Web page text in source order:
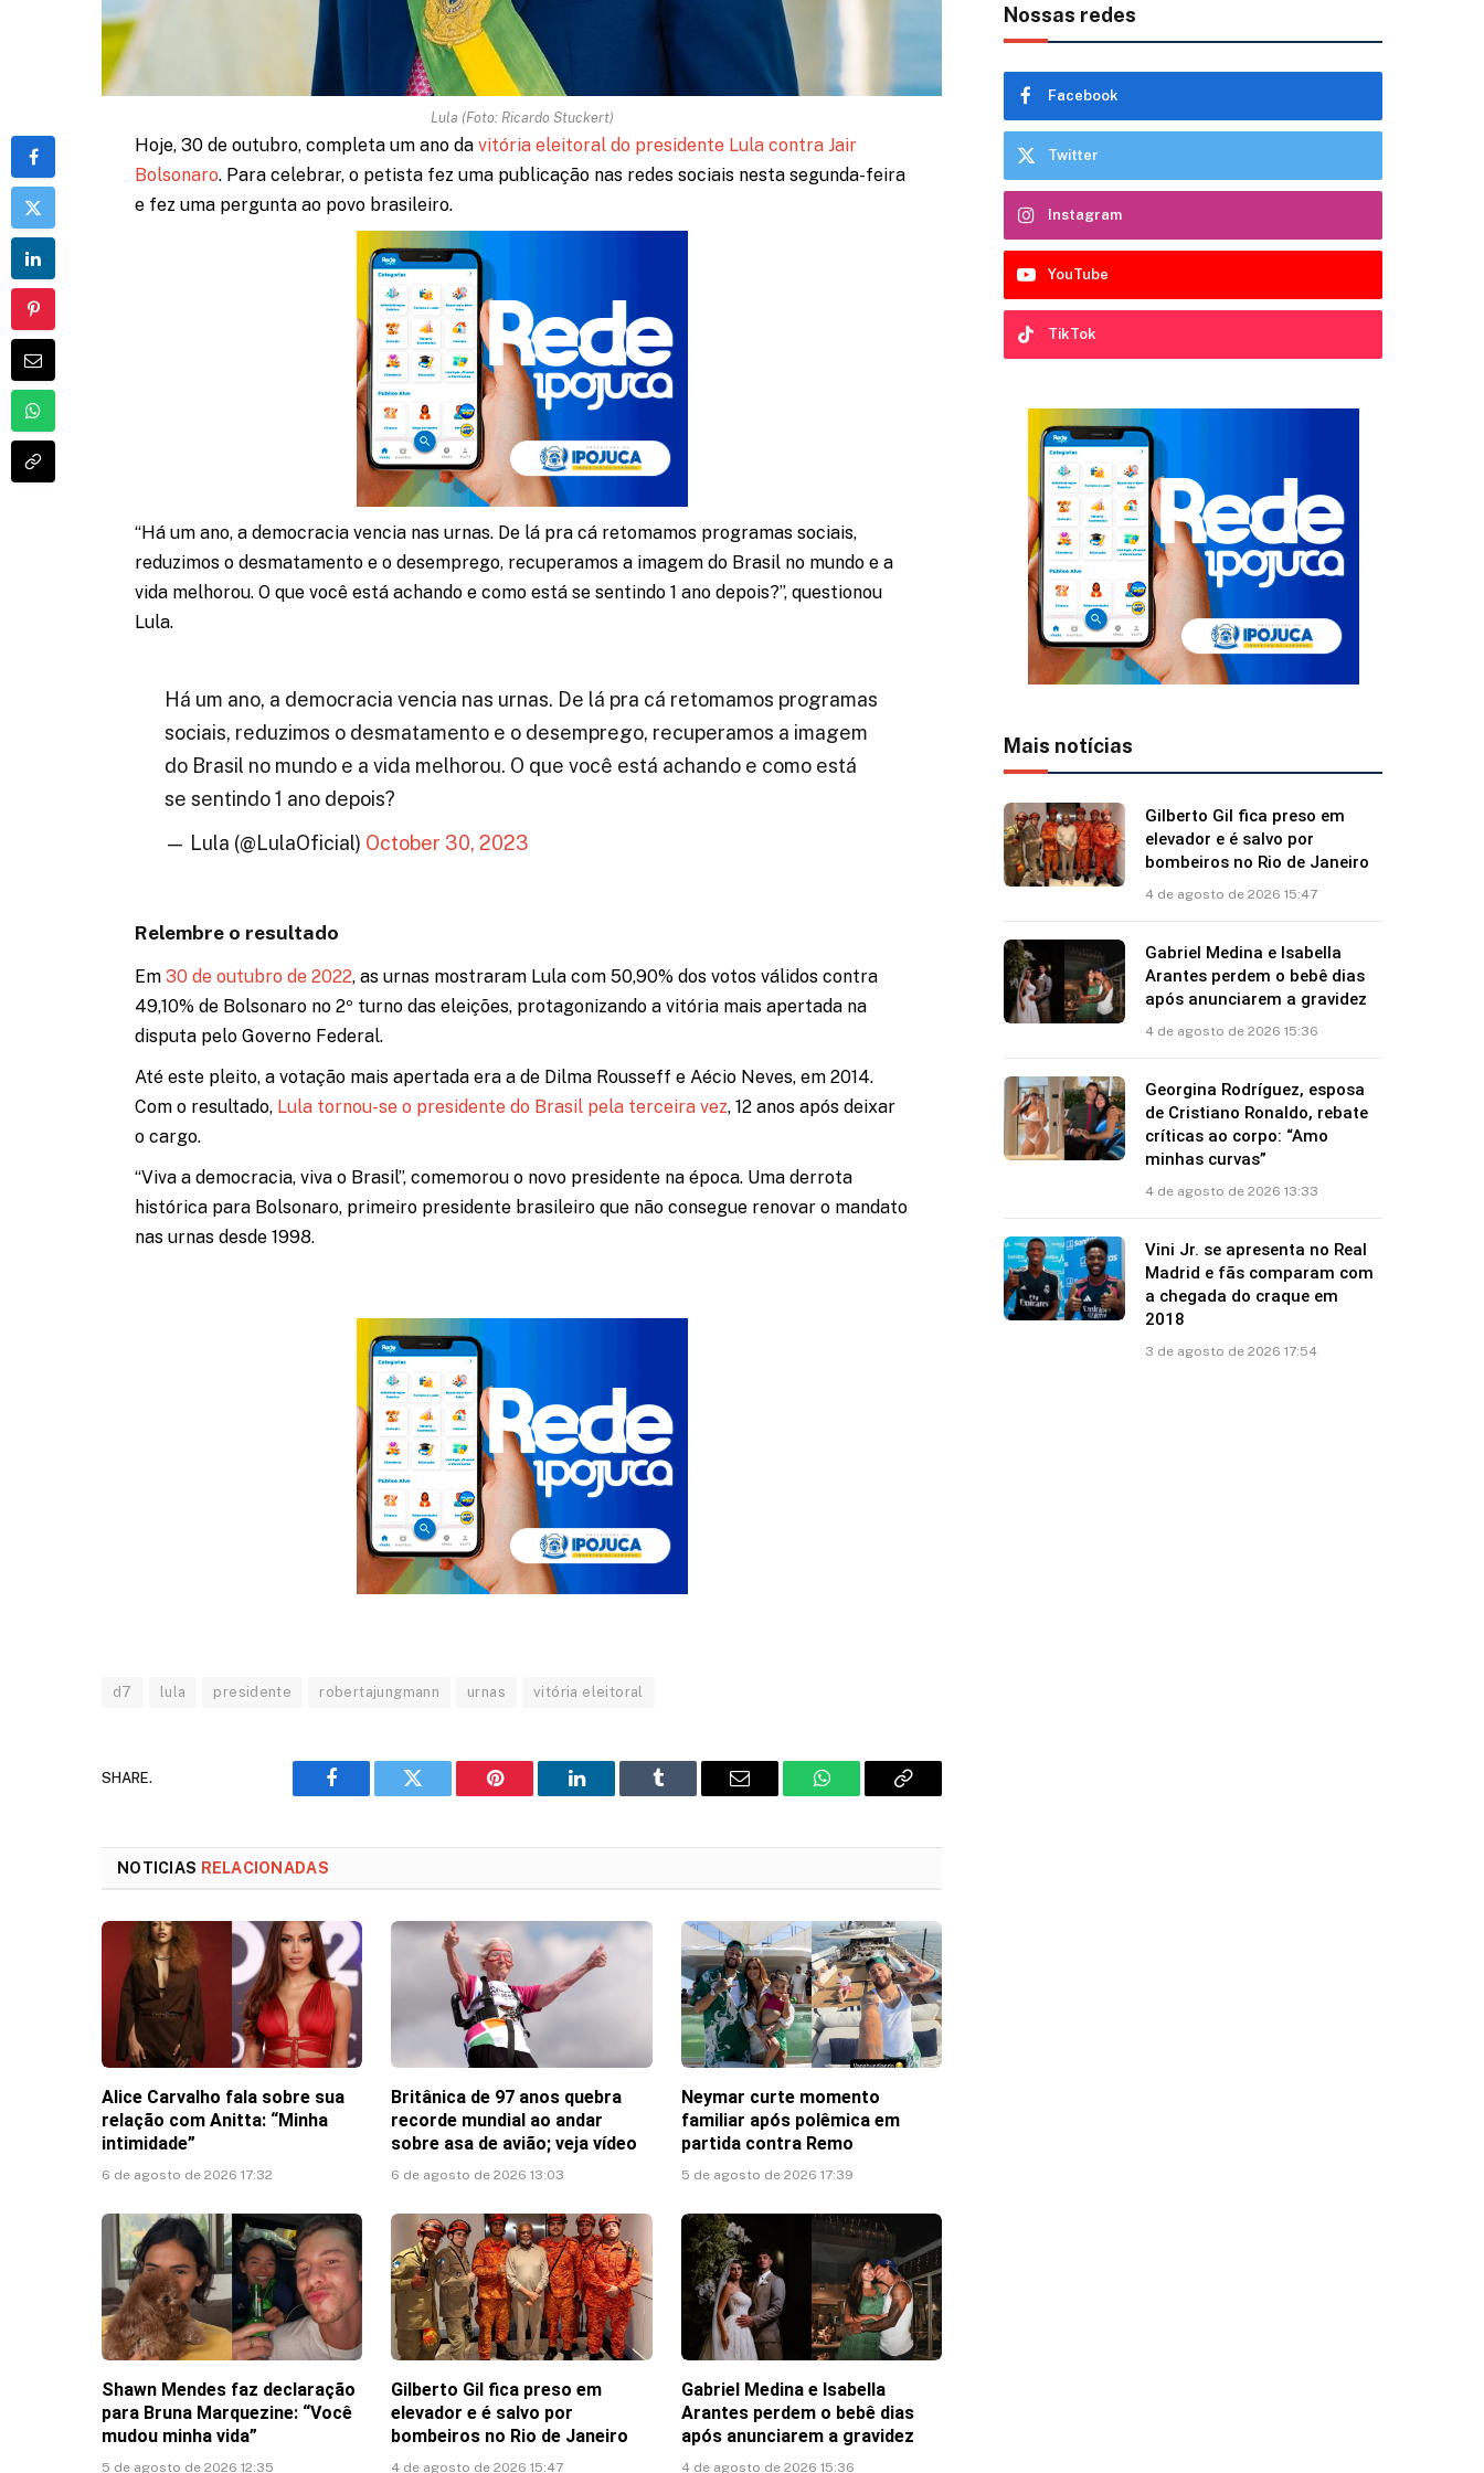
Lula (Foto: Ricardo Stuckert)
Hoje, 30 de outubro, completa um ano da vitória eleitoral do presidente Lula contra Jair
Bolsonaro. Para celebrar, o petista fez uma publicação nas redes sociais nesta segunda-feira
e fez uma pergunta ao povo brasileiro.
“Há um ano, a democracia vencia nas urnas. De lá pra cá retomamos programas sociais,
reduzimos o desmatamento e o desemprego, recuperamos a imagem do Brasil no mundo e a
vida melhorou. O que você está achando e como está se sentindo 1 ano depois?”, questionou
Lula.
Há um ano, a democracia vencia nas urnas. De lá pra cá retomamos programas
sociais, reduzimos o desmatamento e o desemprego, recuperamos a imagem
do Brasil no mundo e a vida melhorou. O que você está achando e como está
se sentindo 1 ano depois?
— Lula (@LulaOficial) October 30, 2023
Relembre o resultado
Em 30 de outubro de 2022, as urnas mostraram Lula com 50,90% dos votos válidos contra
49,10% de Bolsonaro no 2º turno das eleições, protagonizando a vitória mais apertada na
disputa pelo Governo Federal.
Até este pleito, a votação mais apertada era a de Dilma Rousseff e Aécio Neves, em 2014.
Com o resultado, Lula tornou-se o presidente do Brasil pela terceira vez, 12 anos após deixar
o cargo.
“Viva a democracia, viva o Brasil”, comemorou o novo presidente na época. Uma derrota
histórica para Bolsonaro, primeiro presidente brasileiro que não consegue renovar o mandato
nas urnas desde 1998.
d7 lula presidente robertajungmann urnas vitória eleitoral
SHARE.
Facebook Twitter Pinterest LinkedIn Tumblr Email WhatsAppCopy
NOTICIAS RELACIONADAS
Alice Carvalho fala sobre sua
relação com Anitta: “Minha
intimidade”
6 de agosto de 2026 17:32
Britânica de 97 anos quebra
recorde mundial ao andar
sobre asa de avião; veja vídeo
6 de agosto de 2026 13:03
Neymar curte momento
familiar após polêmica em
partida contra Remo
5 de agosto de 2026 17:39
Shawn Mendes faz declaração
para Bruna Marquezine: “Você
mudou minha vida”
5 de agosto de 2026 12:35
Gilberto Gil fica preso em
elevador e é salvo por
bombeiros no Rio de Janeiro
4 de agosto de 2026 15:47
Gabriel Medina e Isabella
Arantes perdem o bebê dias
após anunciarem a gravidez
4 de agosto de 2026 15:36
Nossas redes
Facebook
Twitter
Instagram
YouTube
TikTok
Mais notícias
Gilberto Gil fica preso em
elevador e é salvo por
bombeiros no Rio de Janeiro
4 de agosto de 2026 15:47
Gabriel Medina e Isabella
Arantes perdem o bebê dias
após anunciarem a gravidez
4 de agosto de 2026 15:36
Georgina Rodríguez, esposa
de Cristiano Ronaldo, rebate
críticas ao corpo: “Amo
minhas curvas”
4 de agosto de 2026 13:33
Vini Jr. se apresenta no Real
Madrid e fãs comparam com
a chegada do craque em
2018
3 de agosto de 2026 17:54